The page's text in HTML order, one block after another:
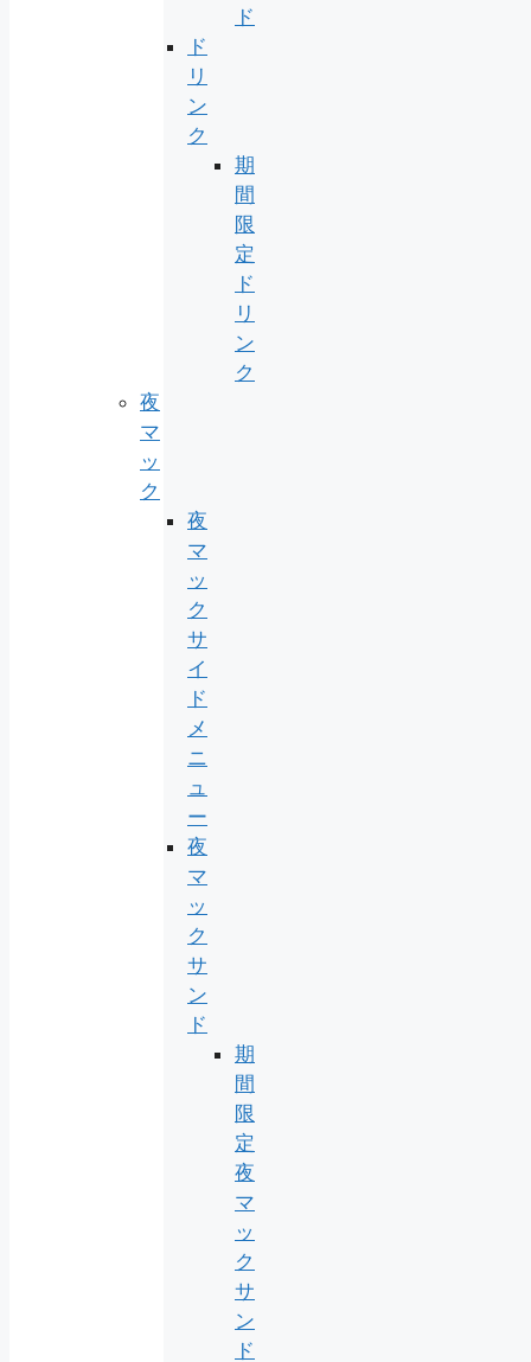
ド
ド
リ
ン
ク
期
間
限
定
ド
リ
ン
ク
夜
マ
ッ
ク
夜
マ
ッ
ク
サ
イ
ド
メ
ニ
ュ
ー
夜
マ
ッ
ク
サ
ン
ド
期
間
限
定
夜
マ
ッ
ク
サ
ン
ド